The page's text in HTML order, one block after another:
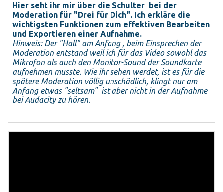
Hier seht ihr mir über die Schulter bei der
Moderation für "Drei für Dich". Ich erkläre die
wichtigsten Funktionen zum effektiven Bearbeiten
und Exportieren einer Aufnahme.
Hinweis: Der "Hall" am Anfang , beim Einsprechen der
Moderation entstand weil ich für das Video sowohl das
Mikrofon als auch den Monitor-Sound der Soundkarte
aufnehmen musste. Wie ihr sehen werdet, ist es für die
spätere Moderation völlig unschädlich, klingt nur am
Anfang etwas "seltsam" ist aber nicht in der Aufnahme
bei Audacity zu hören.